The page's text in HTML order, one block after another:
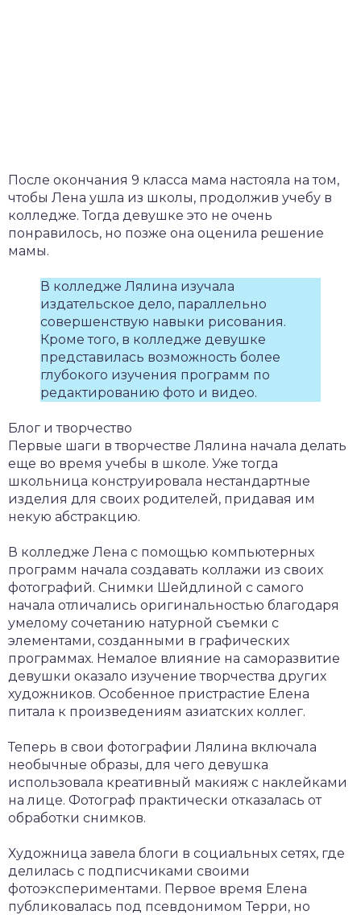
После окончания 9 класса мама настояла на том,
чтобы Лена ушла из школы, продолжив учебу в
колледже. Тогда девушке это не очень
понравилось, но позже она оценила решение
мамы.
В колледже Лялина изучала
издательское дело, параллельно
совершенствую навыки рисования.
Кроме того, в колледже девушке
представилась возможность более
глубокого изучения программ по
редактированию фото и видео.
Блог и творчество
Первые шаги в творчестве Лялина начала делать
еще во время учебы в школе. Уже тогда
школьница конструировала нестандартные
изделия для своих родителей, придавая им
некую абстракцию.
В колледже Лена с помощью компьютерных
программ начала создавать коллажи из своих
фотографий. Снимки Шейдлиной с самого
начала отличались оригинальностью благодаря
умелому сочетанию натурной съемки с
элементами, созданными в графических
программах. Немалое влияние на саморазвитие
девушки оказало изучение творчества других
художников. Особенное пристрастие Елена
питала к произведениям азиатских коллег.
Теперь в свои фотографии Лялина включала
необычные образы, для чего девушка
использовала креативный макияж с наклейками
на лице. Фотограф практически отказалась от
обработки снимков.
Художница завела блоги в социальных сетях, где
делилась с подписчиками своими
фотоэкспериментами. Первое время Елена
публиковалась под псевдонимом Терри, но